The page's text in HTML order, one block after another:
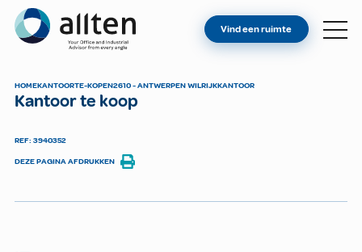
Allten
VIND EEN RUIMTE
Vind een ruimte
HOMEKANTOORTE-KOPEN2610 - ANTWERPEN WILRIJKKANTOOR
Kantoor te koop
REF: 3940352
DEZE PAGINA AFDRUKKEN